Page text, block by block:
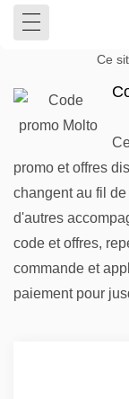
Ce
promo et offres
changent au fil
d'autres
code et offres,
commande et
paiement pour